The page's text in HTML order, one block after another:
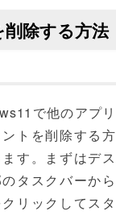
除する方法
で他のアプリ
トを削除する方
す。まずはデス
タスクバーから
リックしてスタ